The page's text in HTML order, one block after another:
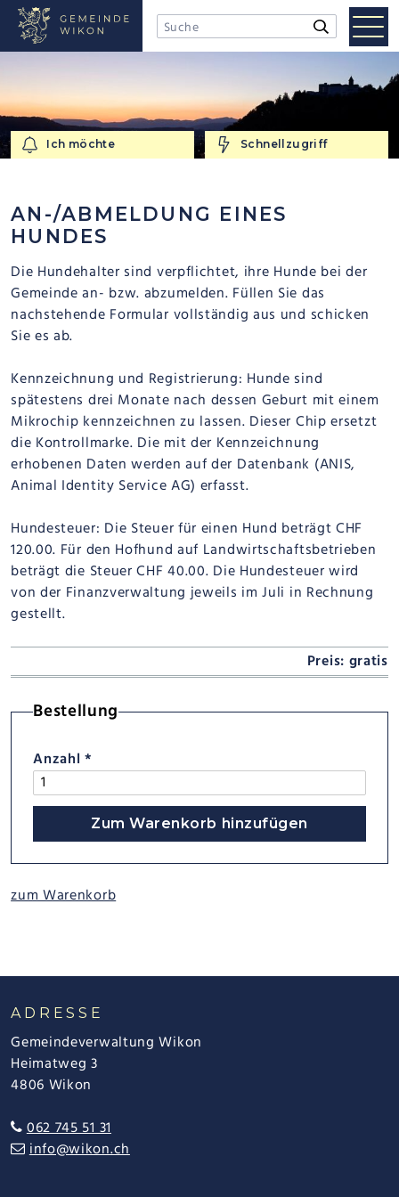
NAVIGIEREN IN WIKON
Schnellnavigation
Suchbegriff Suche starten
Ich möchte
Ich möchte Schnellzugriff
Schnellzugriff
AN-/ABMELDUNG EINES
HUNDES
Die Hundehalter sind verpflichtet, ihre Hunde bei der
Gemeinde an- bzw. abzumelden. Füllen Sie das
nachstehende Formular vollständig aus und schicken
Sie es ab.
Kennzeichnung und Registrierung: Hunde sind
spätestens drei Monate nach dessen Geburt mit einem
Mikrochip kennzeichnen zu lassen. Dieser Chip ersetzt
die Kontrollmarke. Die mit der Kennzeichnung
erhobenen Daten werden auf der Datenbank (ANIS,
Animal Identity Service AG) erfasst.
Hundesteuer: Die Steuer für einen Hund beträgt CHF
120.00. Für den Hofhund auf Landwirtschaftsbetrieben
beträgt die Steuer CHF 40.00. Die Hundesteuer wird
von der Finanzverwaltung jeweils im Juli in Rechnung
gestellt.
Preis: gratis
Bestellung
Anzahl *
Zum Warenkorb hinzufügen
zum Warenkorb
FOOTER
ADRESSE
Gemeindeverwaltung Wikon
Heimatweg 3
4806 Wikon
062 745 51 31
info@wikon.ch